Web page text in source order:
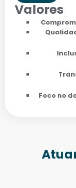
Valores
Foco no